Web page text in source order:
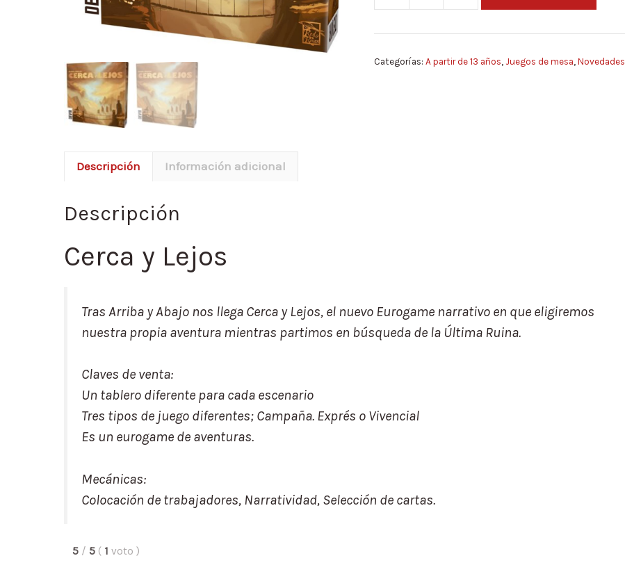
Lejos
Categorías: A partir de 13 años Juegos de mesa Novedades
Descripción Información adicional
Descripción
Cerca y Lejos
Tras Arriba y Abajo nos llega Cerca y Lejos, el nuevo Eurogame narrativo en que eligiremos
nuestra propia aventura mientras partimos en búsqueda de la Última Ruina.
Claves de venta:
Un tablero diferente para cada escenario
Tres tipos de juego diferentes; Campaña. Exprés o Vivencial
Es un eurogame de aventuras.
Mecánicas:
Colocación de trabajadores, Narratividad, Selección de cartas.
5 / 5 ( 1 voto )